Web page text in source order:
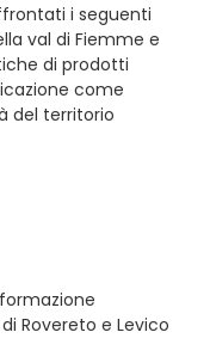
i seguenti
val di Fiemme e
di prodotti
come
del territorio
Rovereto e Levico